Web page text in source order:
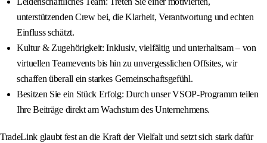
unterstützenden Crew bei, die Klarheit, Verantwortung und echten
Einfluss schätzt.
Kultur & Zugehörigkeit: Inklusiv, vielfältig und unterhaltsam – von
virtuellen Teamevents bis hin zu unvergesslichen Offsites, wir
schaffen überall ein starkes Gemeinschaftsgefühl.
Besitzen Sie ein Stück Erfolg: Durch unser VSOP-Programm teilen
Ihre Beiträge direkt am Wachstum des Unternehmens.
TradeLink glaubt fest an die Kraft der Vielfalt und setzt sich stark dafür